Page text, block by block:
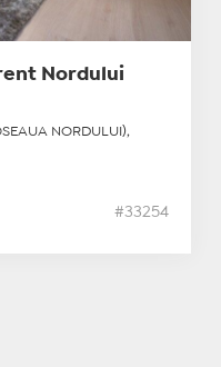
Nordului
NORDULUI),
#33254